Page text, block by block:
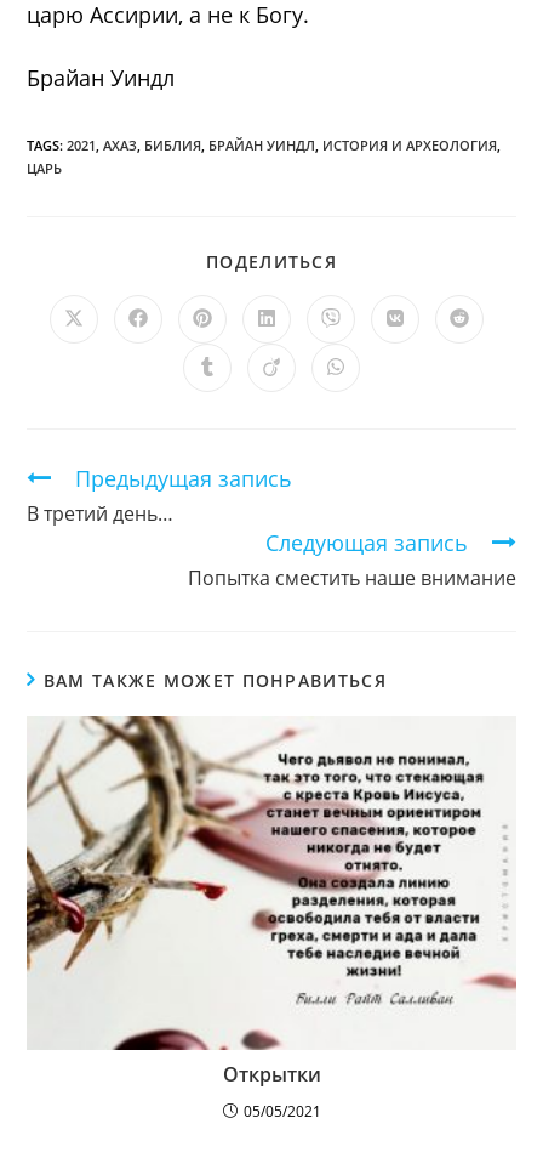
царю Ассирии, а не к Богу.
Брайан Уиндл
TAGS:2021 АХАЗ БИБЛИЯ БРАЙАН УИНДЛ ИСТОРИЯ И АРХЕОЛОГИЯ
ЦАРЬ
ПОДЕЛИТЬСЯ
Открывается
Открывается
новом
Открывается
в
новом
Открывается
новом
Открывается
новом
Открывается
Открывается
ОткрываетсяОткрывается
Продолжить
чтение
Предыдущая запись
В третий день…
Следующая запись
Попытка сместить наше внимание
ВАМ ТАКЖЕ МОЖЕТ ПОНРАВИТЬСЯ
Открытки
05/05/2021